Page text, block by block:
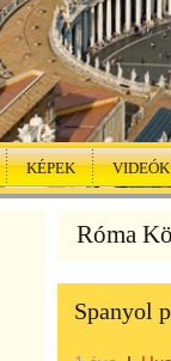
KÉPEK VIDEÓK
Róma
Spanyol